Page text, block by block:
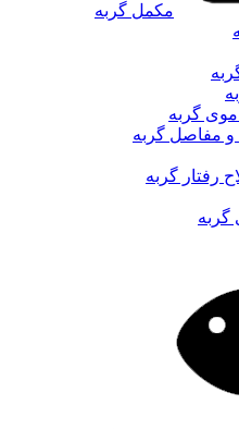
مکمل گربه
گربه
و مفاصل گربه
رفتار گربه
گربه